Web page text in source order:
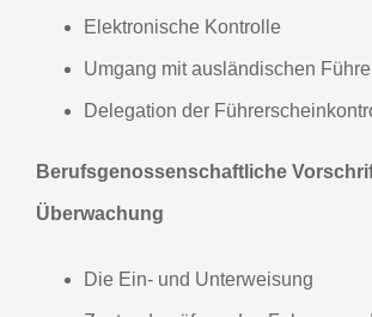
Elektronische Kontrolle
Umgang mit ausländischen
Delegation der
Berufsgenossenschaftliche
Überwachung
Die Ein- und Unterweisung